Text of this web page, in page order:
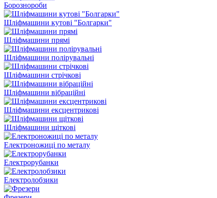
Борознороби
Шліфмашини кутові "Болгарки"
Шліфмашини прямі
Шліфмашини полірувальні
Шліфмашини стрічкові
Шліфмашини вібраційні
Шліфмашини ексцентрикові
Шліфмашини щіткові
Електроножиці по металу
Електрорубанки
Електролобзики